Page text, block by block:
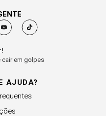
AJUDA?
cair em golpes